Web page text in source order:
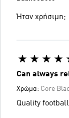
Ήταν χρήσιμη;
Can always
Χρώμα: Core
Quality